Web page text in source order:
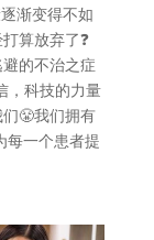
渐变得不如
算放弃了❓
的不治之症
，科技的力量
😤我们拥有
每一个患者提